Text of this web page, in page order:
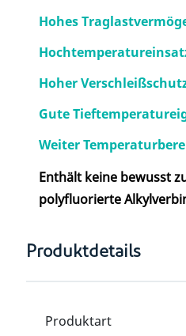
Hohes
Hoher
Gute
Weiter
Enthält keine bewusst
polyfluorierte
Produktdetails
Produktart